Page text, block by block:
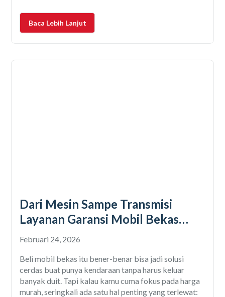
menyeluruh, garansi mobil bekas lebih fokus pada
komponen-komponen vital. Karena itulah komponen
Baca Lebih Lanjut
Dari Mesin Sampe Transmisi
Layanan Garansi Mobil Bekas
Otospector dengan Cakupan
Februari 24, 2026
Beli mobil bekas itu bener-benar bisa jadi solusi
cerdas buat punya kendaraan tanpa harus keluar
banyak duit. Tapi kalau kamu cuma fokus pada harga
murah, seringkali ada satu hal penting yang terlewat: